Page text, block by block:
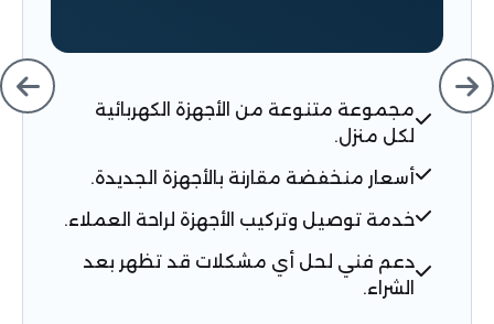
مجموعة متنوعة من الأجهزة الكهربائية
لكل منزل.
أسعار منخفضة مقارنة بالأجهزة الجديدة.
خدمة توصيل وتركيب الأجهزة لراحة العملاء.
دعم فني لحل أي مشكلات قد تظهر بعد
الشراء.